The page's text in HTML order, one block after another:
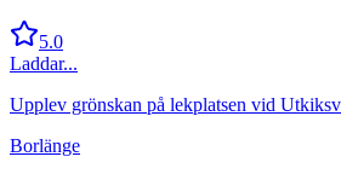
5.0
Laddar...
Upplev grönskan på lekplatsen vid
Borlänge